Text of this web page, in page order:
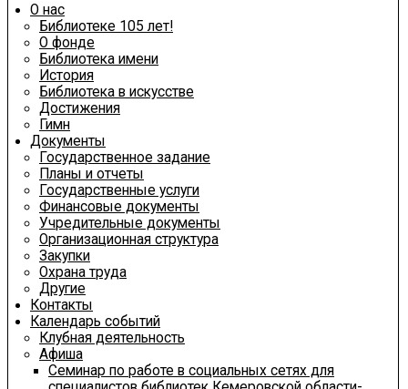
О нас
Библиотеке 105 лет!
О фонде
Библиотека имени
История
Библиотека в искусстве
Достижения
Гимн
Документы
Государственное задание
Планы и отчеты
Государственные услуги
Финансовые документы
Учредительные документы
Организационная структура
Закупки
Охрана труда
Другие
Контакты
Календарь событий
Клубная деятельность
Афиша
Семинар по работе в социальных сетях для